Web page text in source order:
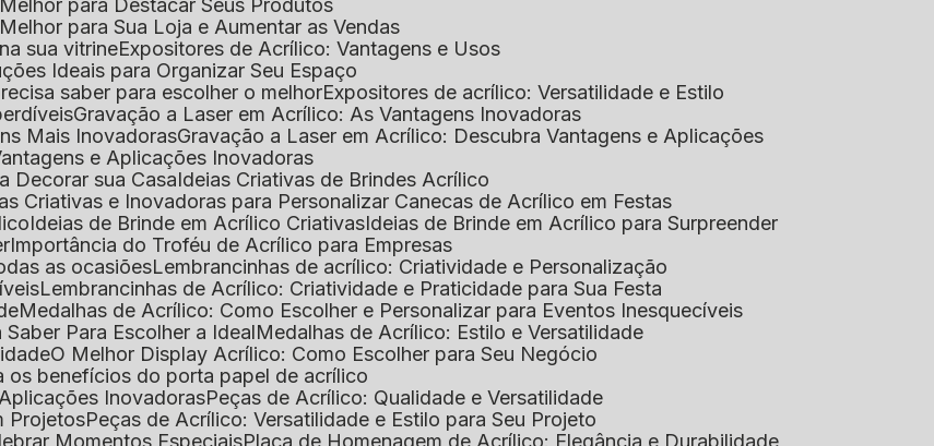
para Destacar Seus Produtos
para Sua Loja e Aumentar as Vendas
sua vitrine Expositores de Acrílico: Vantagens e Usos
Ideais para Organizar Seu Espaço
saber para escolher o melhor Expositores de acrílico: Versatilidade e Estilo
Gravação a Laser em Acrílico: As Vantagens Inovadoras
Mais Inovadoras
Gravação a Laser em Acrílico: Descubra Vantagens e Aplicações
e Aplicações Inovadoras
Decorar sua Casa Ideias Criativas de Brindes Acrílico
Criativas e Inovadoras para Personalizar Canecas de Acrílico em Festas
Ideias de Brinde em Acrílico Criativas Ideias de Brinde em Acrílico para Surpreender
Importância do Troféu de Acrílico para Empresas
as ocasiões Lembrancinhas de acrílico: Criatividade e Personalização
Lembrancinhas de Acrílico: Criatividade e Praticidade para Sua Festa
Medalhas de Acrílico: Como Escolher e Personalizar para Eventos Inesquecíveis
Saber Para Escolher a Ideal
Medalhas de Acrílico: Estilo e Versatilidade
O Melhor Display Acrílico: Como Escolher para Seu Negócio
os benefícios do porta papel de acrílico
Inovadoras
Peças de Acrílico: Qualidade e Versatilidade
Projetos
Peças de Acrílico: Versatilidade e Estilo para Seu Projeto
Momentos Especiais
Placa de Homenagem de Acrílico: Elegância e Durabilidade